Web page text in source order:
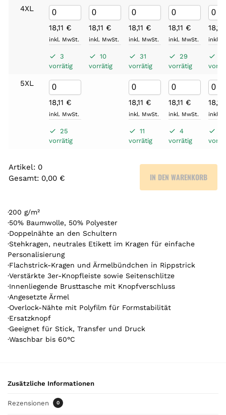
4XL
18,11 €
inkl. MwSt.
3
vorrätig
18,11 €
inkl. MwSt.
10
vorrätig
18,11 €
inkl. MwSt.
31
vorrätig
18,11 €
inkl. MwSt.
29
vorrätig
18,11
inkl.
5XL
18,11 €
inkl. MwSt.
25
vorrätig
18,11 €
inkl. MwSt.
11
vorrätig
18,11 €
inkl. MwSt.
4
vorrätig
18,11
inkl.
Artikel: 0
Gesamt: 0,00 €
r
t
i
k
e
l
.
Y
o
u
r
t
s
IN DEN WARENKORB
·200 g/m²
·50% Baumwolle, 50% Polyester
·Doppelnähte an den Schultern
·Stehkragen, neutrales Etikett im Kragen für einfache
Personalisierung
·Flachstrick-Kragen und Ärmelbündchen in Rippstrick
·Verstärkte 3er-Knopfleiste sowie Seitenschlitze
·Innenliegende Brusttasche mit Knopfverschluss
·Angesetzte Ärmel
·Overlock-Nähte mit Polyfilm für Formstabilität
·Ersatzknopf
·Geeignet für Stick, Transfer und Druck
·Waschbar bis 60°C
Zusätzliche Informationen
Rezensionen 0